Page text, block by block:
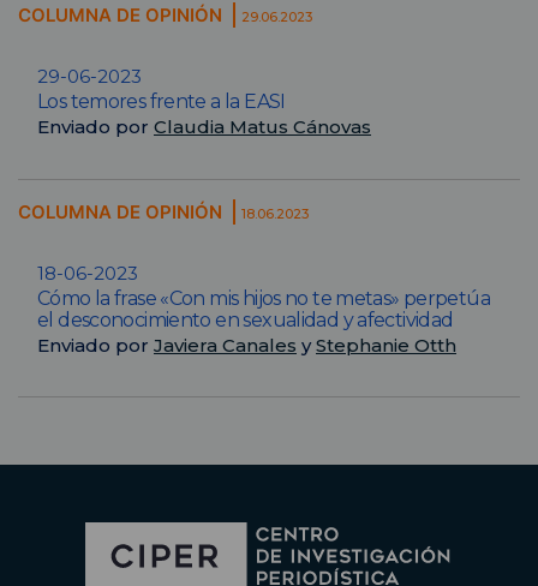
COLUMNA DE OPINIÓN 29.06.2023
29-06-2023
Los temores frente a la EASI
Enviado por Claudia Matus Cánovas
COLUMNA DE OPINIÓN 18.06.2023
18-06-2023
Cómo la frase «Con mis hijos no te metas» perpetúa
el desconocimiento en sexualidad y afectividad
Enviado por Javiera Canales yStephanie Otth